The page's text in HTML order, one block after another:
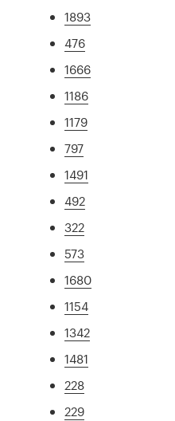
1893
476
1666
1186
1179
797
1491
492
322
573
1680
1154
1342
1481
228
229